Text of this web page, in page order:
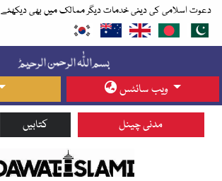
دعوت اسلامی کی دینی خدمات دیگر ممالک میں بھی دیکھئے
ویب سائٹس
کتابیں مدنی چینل